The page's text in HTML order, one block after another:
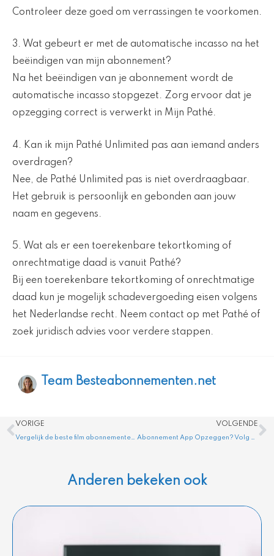
Controleer deze goed om verrassingen te voorkomen.
3. Wat gebeurt er met de automatische incasso na het
beëindigen van mijn abonnement?
Na het beëindigen van je abonnement wordt de
automatische incasso stopgezet. Zorg ervoor dat je
opzegging correct is verwerkt in Mijn Pathé.
4. Kan ik mijn Pathé Unlimited pas aan iemand anders
overdragen?
Nee, de Pathé Unlimited pas is niet overdraagbaar.
Het gebruik is persoonlijk en gebonden aan jouw
naam en gegevens.
5. Wat als er een toerekenbare tekortkoming of
onrechtmatige daad is vanuit Pathé?
Bij een toerekenbare tekortkoming of onrechtmatige
daad kun je mogelijk schadevergoeding eisen volgens
het Nederlandse recht. Neem contact op met Pathé of
zoek juridisch advies voor verdere stappen.
Team Besteabonnementen.net
Vorige
VORIGE VOLGENDE
Anderen bekeken ook